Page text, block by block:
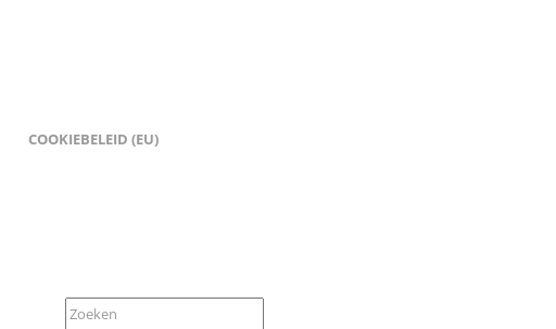
COOKIEBELEID (EU)
Zoeken